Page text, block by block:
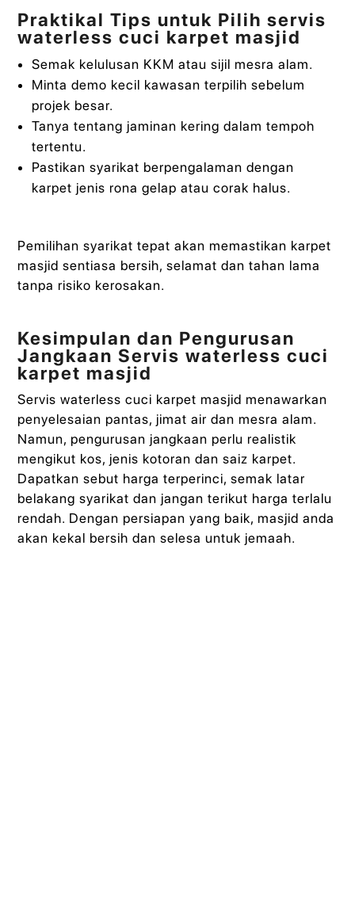
Praktikal Tips untuk Pilih servis
waterless cuci karpet masjid
Semak kelulusan KKM atau sijil mesra alam.
Minta demo kecil kawasan terpilih sebelum
projek besar.
Tanya tentang jaminan kering dalam tempoh
tertentu.
Pastikan syarikat berpengalaman dengan
karpet jenis rona gelap atau corak halus.
Pemilihan syarikat tepat akan memastikan karpet
masjid sentiasa bersih, selamat dan tahan lama
tanpa risiko kerosakan.
Kesimpulan dan Pengurusan
Jangkaan Servis waterless cuci
karpet masjid
Servis waterless cuci karpet masjid menawarkan
penyelesaian pantas, jimat air dan mesra alam.
Namun, pengurusan jangkaan perlu realistik
mengikut kos, jenis kotoran dan saiz karpet.
Dapatkan sebut harga terperinci, semak latar
belakang syarikat dan jangan terikut harga terlalu
rendah. Dengan persiapan yang baik, masjid anda
akan kekal bersih dan selesa untuk jemaah.